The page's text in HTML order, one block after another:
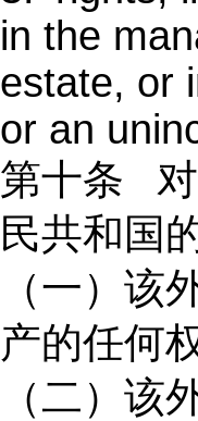
in the
estate, or
or an
第十条
民共和国
（一）该
产的任何
（二）该